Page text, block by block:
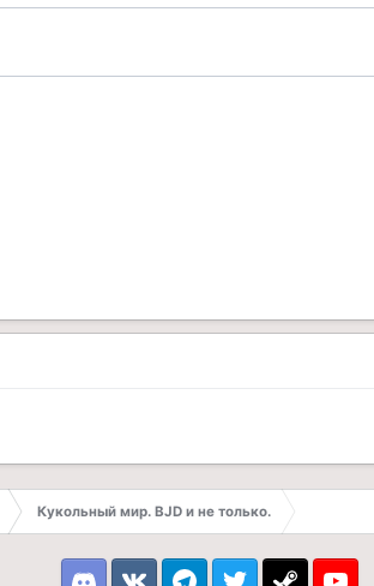
Кукольный мир. BJD и не только.